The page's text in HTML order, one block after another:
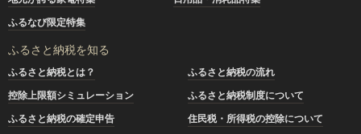
ふるなび限定特集
ふるさと納税を知る
ふるさと納税とは？
ふるさと納税の流れ
控除上限額シミュレーション
ふるさと納税制度について
ふるさと納税の確定申告
住民税・所得税の控除について